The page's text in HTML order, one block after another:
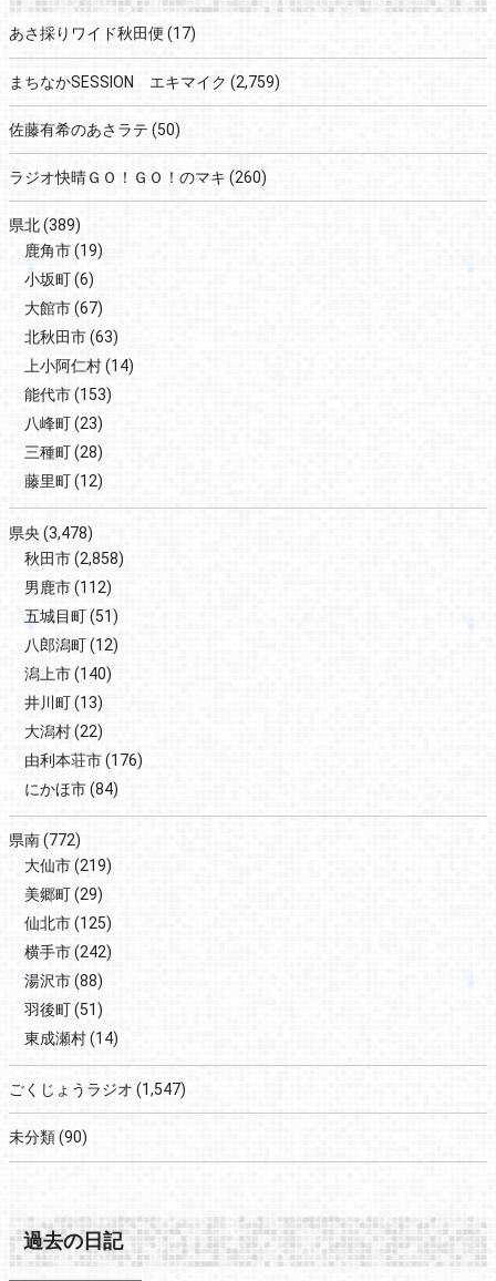
あさ採りワイド秋田便 (17)
まちなかSESSION エキマイク (2,759)
佐藤有希のあさラテ (50)
ラジオ快晴ＧＯ！ＧＯ！のマキ (260)
県北(389)
鹿角市(19)
小坂町(6)
大館市(67)
北秋田市(63)
上小阿仁村(14)
能代市(153)
八峰町(23)
三種町(28)
藤里町(12)
県央(3,478)
秋田市(2,858)
男鹿市(112)
五城目町(51)
八郎潟町(12)
潟上市(140)
井川町(13)
大潟村(22)
由利本荘市(176)
にかほ市(84)
県南(772)
大仙市(219)
美郷町(29)
仙北市(125)
横手市(242)
湯沢市(88)
羽後町(51)
東成瀬村(14)
ごくじょうラジオ (1,547)
未分類(90)
過去の日記